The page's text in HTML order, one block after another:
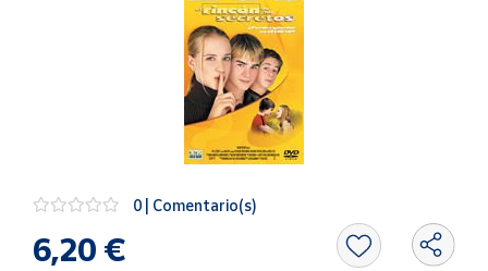
Ceuta y Melilla
0 | Comentario(s)
6,20 €